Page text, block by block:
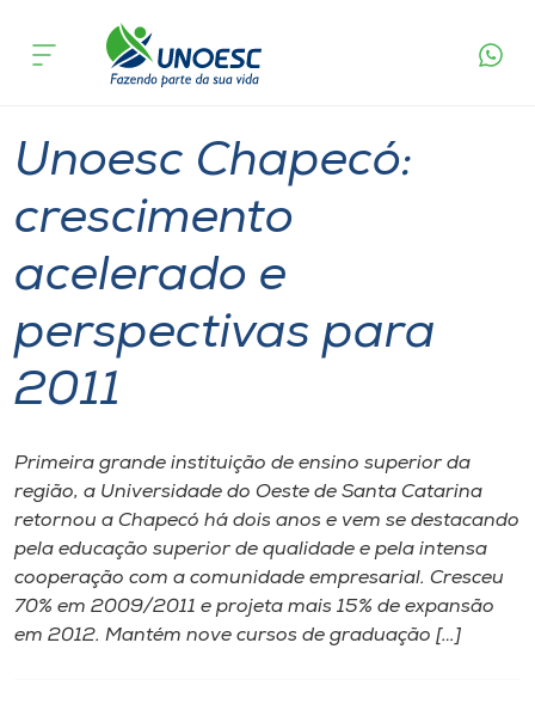
Cursos
Atendimento ao Estudante
Portal de Ensino
Internacionalização
I.nova
acontece
Unoesc Chapecó:
crescimento
acelerado e
perspectivas para
2011
Primeira grande instituição de ensino superior da
região, a Universidade do Oeste de Santa Catarina
retornou a Chapecó há dois anos e vem se destacando
pela educação superior de qualidade e pela intensa
cooperação com a comunidade empresarial. Cresceu
70% em 2009/2011 e projeta mais 15% de expansão
em 2012. Mantém nove cursos de graduação […]